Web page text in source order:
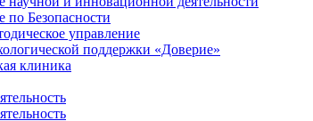
по Безопасности
управление
поддержки «Доверие»
клиника